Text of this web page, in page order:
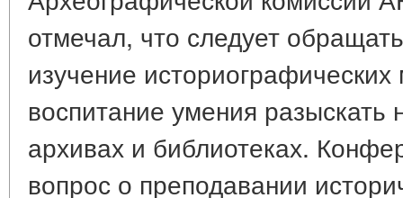
отмечал, что следует
изучение
воспитание умения
архивах и библиотеках.
вопрос о преподавании